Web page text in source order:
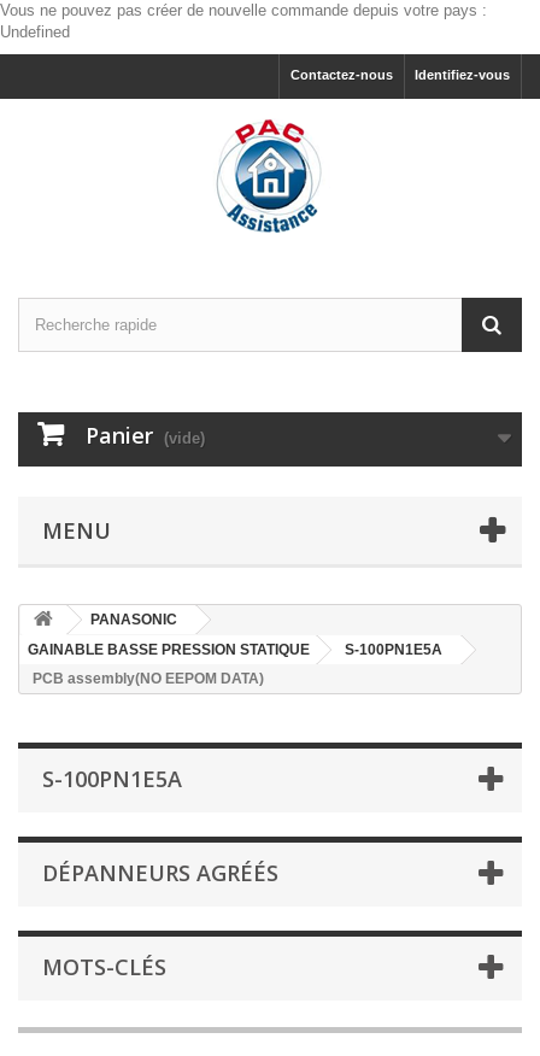
Vous ne pouvez pas créer de nouvelle commande depuis votre pays :
Undefined
Identifiez-vous
Contactez-nous
Panier (vide)
MENU
PANASONIC
GAINABLE BASSE PRESSION STATIQUE
S-100PN1E5A
PCB assembly(NO EEPOM DATA)
S-100PN1E5A
DÉPANNEURS AGRÉÉS
MOTS-CLÉS